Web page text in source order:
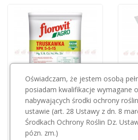
Przepraszamy, ten produkt
jest niedostępny.
FLOROVIT
Oświadczam, że jestem osobą
posiadam kwalifikacje wymagane
nabywających środki ochrony
ustawie (art. 28 Ustawy z dn. 8
Środkach Ochrony Roślin Dz.
pózn. zm.)